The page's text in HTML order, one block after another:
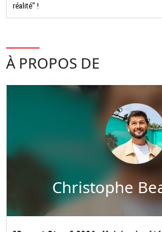
réalité" !
À PROPOS DE
Christophe